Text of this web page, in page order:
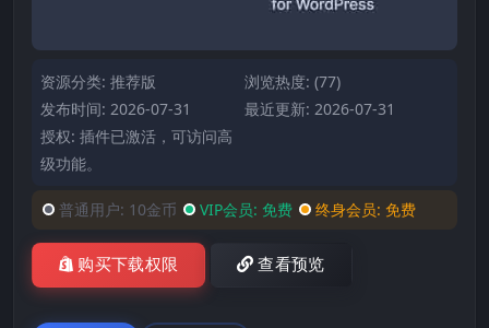
资源分类: 推荐版
浏览热度: (77)
发布时间: 2026-07-31
最近更新: 2026-07-31
授权: 插件已激活，可访问高
级功能。
普通用户: 10金币 VIP会员: 免费 终身会员: 免费
购买下载权限 查看预览